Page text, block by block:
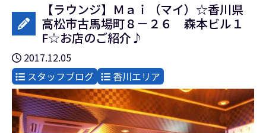
【ラウンジ】Ｍａｉ（マイ）☆香川県
高松市古馬場町８－２６ 森本ビル１
F☆お店のご紹介♪
2017.12.05
スタッフブログ
香川エリア